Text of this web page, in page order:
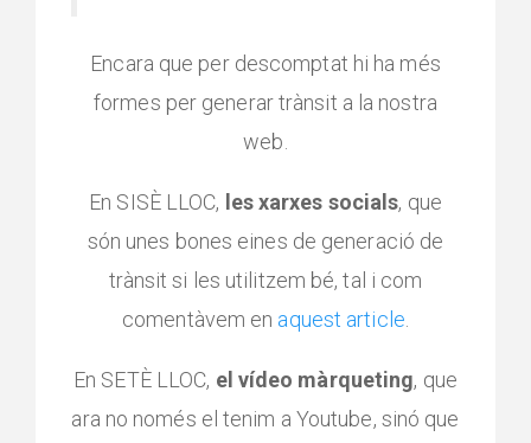
Encara que per descomptat hi ha més
formes per generar trànsit a la nostra
web.
En SISÈ LLOC, lesxarxes socials, que
són unes bones eines de generació de
trànsit si les utilitzem bé, tal i com
comentàvem en aquest article
En SETÈ LLOC, el vídeo màrqueting, que
ara no només el tenim a Youtube, sinó que